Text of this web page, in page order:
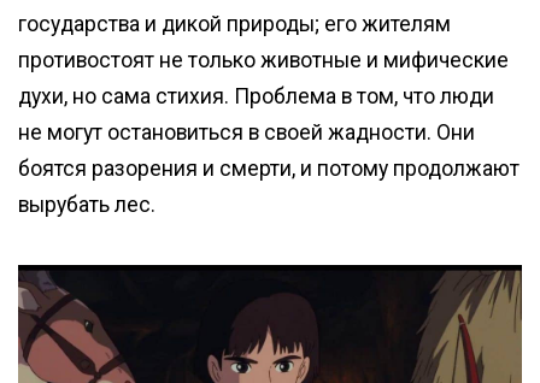
государства и дикой природы; его жителям
противостоят не только животные и мифические
духи, но сама стихия. Проблема в том, что люди
не могут остановиться в своей жадности. Они
боятся разорения и смерти, и потому продолжают
вырубать лес.